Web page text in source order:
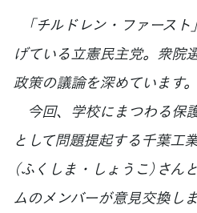
「チルドレン・ファース
げている立憲民主党。衆院
政策の議論を深めています。
今回、学校にまつわる保
として問題提起する千葉工
（ふくしま・しょうこ）さ
ムのメンバーが意見交換しま